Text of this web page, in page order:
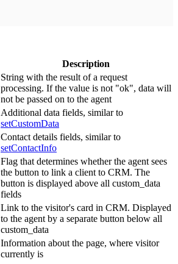
Description
String with the result of a request
processing. If the value is not "ok", data will
not be passed on to the agent
Additional data fields, similar to
setCustomData
Contact details fields, similar to
setContactInfo
Flag that determines whether the agent sees
the button to link a client to CRM. The
button is displayed above all custom_data
fields
Link to the visitor's card in CRM. Displayed
to the agent by a separate button below all
custom_data
Information about the page, where visitor
currently is